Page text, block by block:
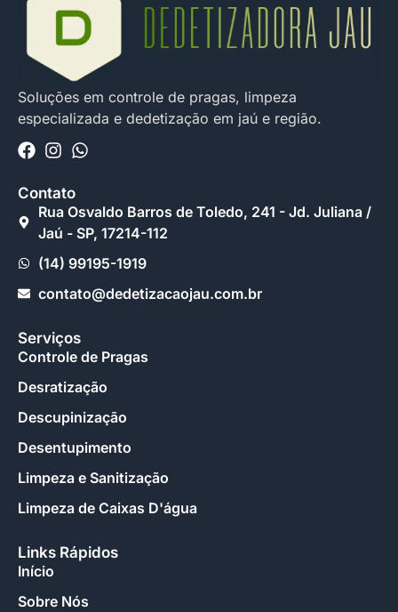
Soluções em controle de pragas, limpeza
especializada e dedetização em jaú e região.
Contato
Rua Osvaldo Barros de Toledo, 241 - Jd. Juliana /
Jaú - SP, 17214-112
(14) 99195-1919
contato@dedetizacaojau.com.br
Serviços
Controle de Pragas
Desratização
Descupinização
Desentupimento
Limpeza e Sanitização
Limpeza de Caixas D'água
Links Rápidos
Início
Sobre Nós